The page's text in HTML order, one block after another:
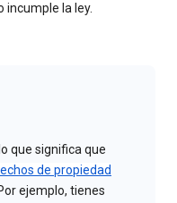
incumple la ley.
que significa que
de propiedad
ejemplo, tienes